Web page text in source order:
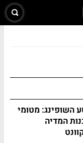
השופינג: מטומי
המדיה